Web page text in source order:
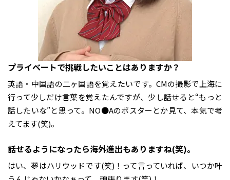
――プライベートで挑戦したいことはありますか？
英語・中国語の二ヶ国語を覚えたいです。CMの撮影で上海に
行って少しだけ言葉を覚えたんですが、少し話せると“もっと
話したいな”と思って。NO●Aのポスターとか見て、本気で考
えてます(笑)。
――話せるようになったら海外進出もありますね(笑)。
はい、夢はハリウッドです(笑)！って言っていれば、いつか叶